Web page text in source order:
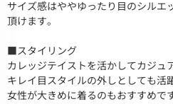
サイズ感はややゆったり目のシルエ
頂けます。
■スタイリング
カレッジテイストを活かしてカジュ
キレイ目スタイルの外しとしても活
女性が大きめに着るのもおすすめです